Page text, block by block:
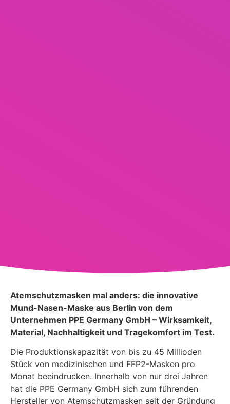
Atemschutzmasken mal anders: die innovative
Mund-Nasen-Maske aus Berlin von dem
Unternehmen PPE Germany GmbH – Wirksamkeit,
Material, Nachhaltigkeit und Tragekomfort im Test.
Die Produktionskapazität von bis zu 45 Millioden
Stück von medizinischen und FFP2-Masken pro
Monat beeindrucken. Innerhalb von nur drei Jahren
hat die PPE Germany GmbH sich zum führenden
Hersteller von Atemschutzmasken seit der Gründung